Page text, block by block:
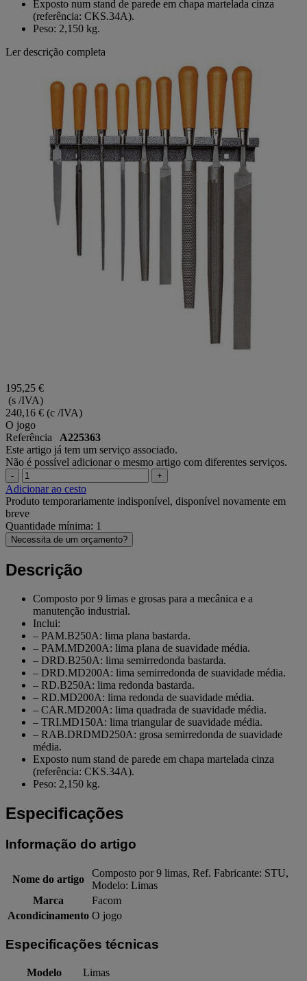
Exposto num stand de parede em chapa martelada cinza
(referência: CKS.34A).
Peso: 2,150 kg.
Ler descrição completa
195,25 €
(s /IVA)
240,16 € (c /IVA)
O jogo
Referência A225363
Este artigo já tem um serviço associado.
Não é possível adicionar o mesmo artigo com diferentes serviços.
- +
Adicionar ao cesto
Produto temporariamente indisponível, disponível novamente em
breve
Quantidade mínima: 1
Necessita de um orçamento?
Descrição
Composto por 9 limas e grosas para a mecânica e a
manutenção industrial.
Inclui:
– PAM.B250A: lima plana bastarda.
– PAM.MD200A: lima plana de suavidade média.
– DRD.B250A: lima semirredonda bastarda.
– DRD.MD200A: lima semirredonda de suavidade média.
– RD.B250A: lima redonda bastarda.
– RD.MD200A: lima redonda de suavidade média.
– CAR.MD200A: lima quadrada de suavidade média.
– TRI.MD150A: lima triangular de suavidade média.
– RAB.DRDMD250A: grosa semirredonda de suavidade
média.
Exposto num stand de parede em chapa martelada cinza
(referência: CKS.34A).
Peso: 2,150 kg.
Especificações
Informação do artigo
Nome do artigo
Composto por 9 limas, Ref. Fabricante: STU,
Modelo: Limas
Marca
Facom
Acondicinamento O jogo
Especificações técnicas
Modelo
Limas